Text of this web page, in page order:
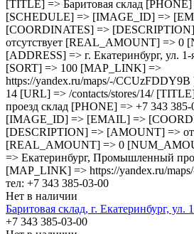
[TITLE] => Баритовая склад
[SCHEDULE] => [IMAGE_ID] =>
[COORDINATES] =>
отсутствует [REAL_AMOUNT] => 0
[ADDRESS] => г. Екатеринбург, ул.
[SORT] => 100 [MAP_LINK] =>
https://yandex.ru/maps/-/
14 [URL] => /contacts/stores/14/
проезд cклад [PHONE] => +7 343
[IMAGE_ID] => [EMAIL] =>
[DESCRIPTION] => [AMOUNT] =>
[REAL_AMOUNT] => 0
=> Екатеринбург, Промышленный
[MAP_LINK] => https://yandex.ru/
тел: +7 343 385-03-00
Нет в наличии
Баритовая склад, г. Екатеринбург, ул.
+7 343 385-03-00